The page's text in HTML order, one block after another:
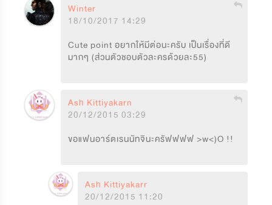
Winter
18/10/2017 14:29
Cute point อยากให้มีต่อนะครับ เป็นเรื่องที่ดี
มากๆ (ส่วนตัวชอบตัวละครด้วยละ55)
Ash Kittiyakarn
20/12/2015 03:29
ขอแฟนอาร์ตเรนนัทจินะครัฟฟฟฟ >w<)O !!
Ash Kittiyakarn
20/12/2015 11:20